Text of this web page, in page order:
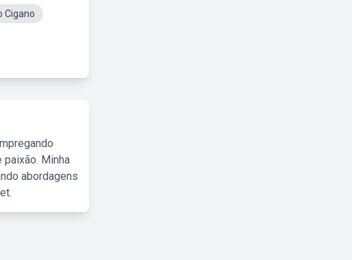
Cigano
Minha
abordagens